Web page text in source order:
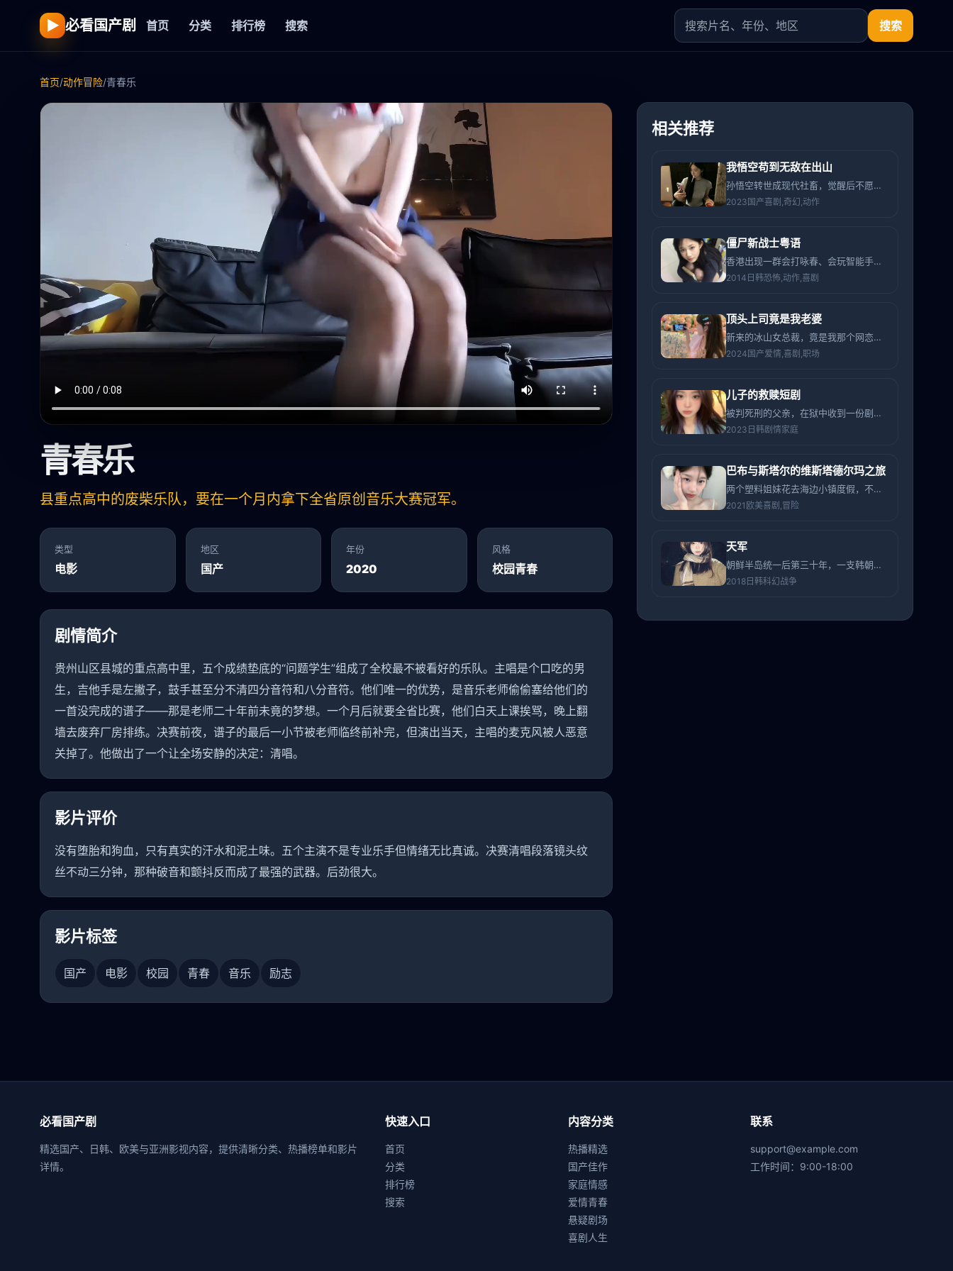
▶ 必看国产剧 首页 分类 排行榜 搜索 搜索
首页/动作冒险/青春乐
青春乐
县重点高中的废柴乐队，要在一个月内拿下全省原创音乐大赛冠军。
类型
电影
地区
国产
年份
2020
风格
校园青春
剧情简介
贵州山区县城的重点高中里，五个成绩垫底的“问题学生”组成了全校最不被看好的乐队。主唱是个口吃的男
生，吉他手是左撇子，鼓手甚至分不清四分音符和八分音符。他们唯一的优势，是音乐老师偷偷塞给他们的
一首没完成的谱子——那是老师二十年前未竟的梦想。一个月后就要全省比赛，他们白天上课挨骂，晚上翻
墙去废弃厂房排练。决赛前夜，谱子的最后一小节被老师临终前补完，但演出当天，主唱的麦克风被人恶意
关掉了。他做出了一个让全场安静的决定：清唱。
影片评价
没有堕胎和狗血，只有真实的汗水和泥土味。五个主演不是专业乐手但情绪无比真诚。决赛清唱段落镜头纹
丝不动三分钟，那种破音和颤抖反而成了最强的武器。后劲很大。
影片标签
国产 电影 校园 青春 音乐 励志
相关推荐
我悟空苟到无敌在出山
孙悟空转世成现代社畜，觉醒后不愿打打杀杀，窝在出租屋苟了五百年，直到公司被妖怪收购他才被迫出手。
2023 国产喜剧,奇幻,动作
僵尸新战士粤语
香港出现一群会打咏春、会玩智能手机的“新世代僵尸”，一个中二少年组建“僵尸敢死队”收服它们。
2014 日韩恐怖,动作,喜剧
顶头上司竟是我老婆
新来的冰山女总裁，竟是我那个网恋了三年、昨天刚分手的“软萌”老婆。
2024 国产爱情,喜剧,职场
儿子的救赎短剧
被判死刑的父亲，在狱中收到一份剧本，编剧竟是他从未见过的私生子。
2023 日韩剧情家庭
巴布与斯塔尔的维斯塔德尔玛之旅
两个塑料姐妹花去海边小镇度假，不小心错杀了当地神兽，被迫伪装成特工躲避整个黑帮追杀。
2021 欧美喜剧,冒险
天军
朝鲜半岛统一后第三十年，一支韩朝混编太空部队接到来自太阳系边缘的神秘信号。
2018 日韩科幻战争
必看国产剧
精选国产、日韩、欧美与亚洲影视内容，提供清晰分类、热播榜单和影片
详情。
快速入口
首页
分类
排行榜
搜索
内容分类
热播精选
国产佳作
家庭情感
爱情青春
悬疑剧场
喜剧人生
联系
support@example.com
工作时间：9:00-18:00